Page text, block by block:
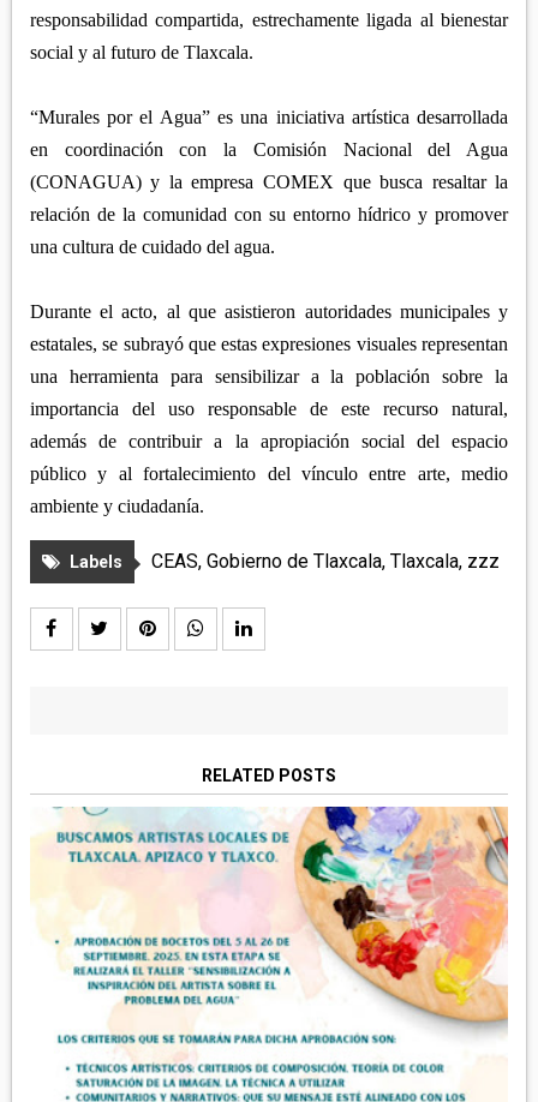
responsabilidad compartida, estrechamente ligada al bienestar
social y al futuro de Tlaxcala.
“Murales por el Agua” es una iniciativa artística desarrollada
en coordinación con la Comisión Nacional del Agua
(CONAGUA) y la empresa COMEX que busca resaltar la
relación de la comunidad con su entorno hídrico y promover
una cultura de cuidado del agua.
Durante el acto, al que asistieron autoridades municipales y
estatales, se subrayó que estas expresiones visuales representan
una herramienta para sensibilizar a la población sobre la
importancia del uso responsable de este recurso natural,
además de contribuir a la apropiación social del espacio
público y al fortalecimiento del vínculo entre arte, medio
ambiente y ciudadanía.
Labels CEAS, Gobierno de Tlaxcala, Tlaxcala, zzz
RELATED POSTS